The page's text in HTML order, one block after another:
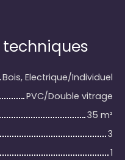
techniques
Bois, Electrique/Individuel
PVC/Double vitrage
35 m²
3
1